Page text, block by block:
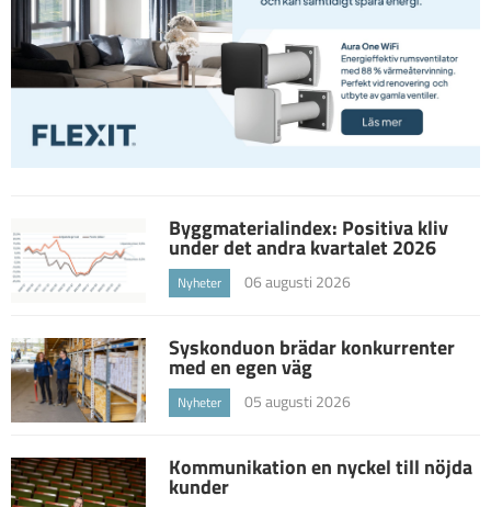
Byggmaterialindex: Positiva kliv
under det andra kvartalet 2026
Nyheter 06 augusti 2026
Syskonduon brädar konkurrenter
med en egen väg
Nyheter 05 augusti 2026
Kommunikation en nyckel till nöjda
kunder